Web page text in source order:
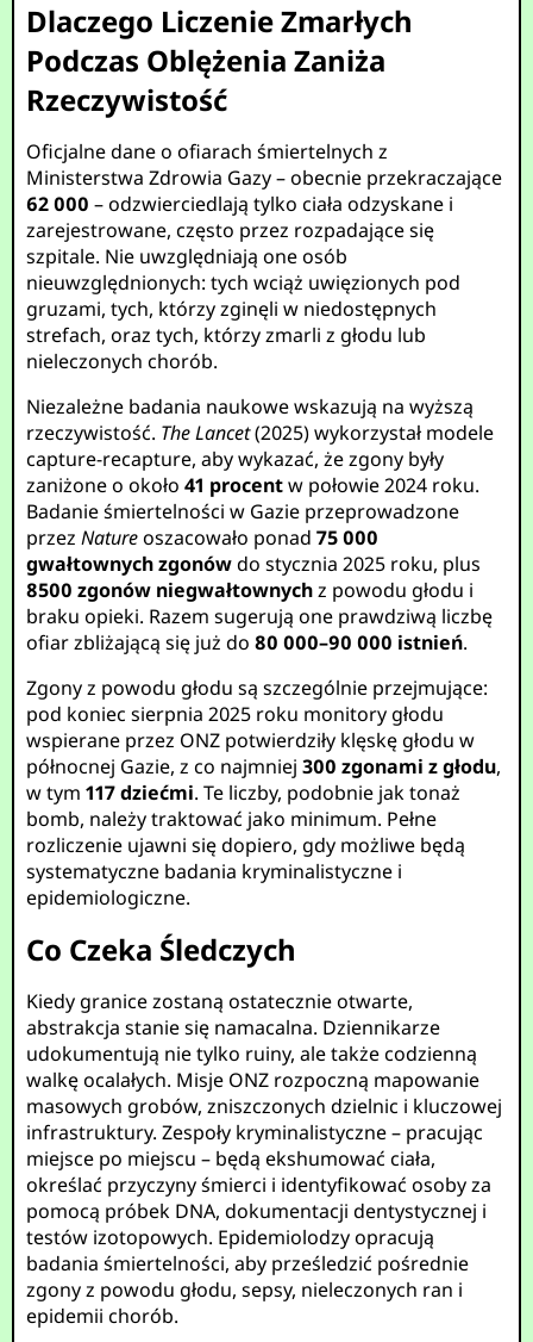
Dlaczego Liczenie Zmarłych
Podczas Oblężenia Zaniża
Rzeczywistość
Oficjalne dane o ofiarach śmiertelnych z
Ministerstwa Zdrowia Gazy – obecnie przekraczające
62 000 – odzwierciedlają tylko ciała odzyskane i
zarejestrowane, często przez rozpadające się
szpitale. Nie uwzględniają one osób
nieuwzględnionych: tych wciąż uwięzionych pod
gruzami, tych, którzy zginęli w niedostępnych
strefach, oraz tych, którzy zmarli z głodu lub
nieleczonych chorób.
Niezależne badania naukowe wskazują na wyższą
rzeczywistość. The Lancet(2025) wykorzystał modele
capture-recapture, aby wykazać, że zgony były
zaniżone o około41 procentw połowie 2024 roku.
Badanie śmiertelności w Gazie przeprowadzone
przezNatureoszacowało ponad75 000
gwałtownych zgonówdo stycznia 2025 roku, plus
8500 zgonów niegwałtownychz powodu głodu i
braku opieki. Razem sugerują one prawdziwą liczbę
ofiar zbliżającą się już do80 000–90 000 istnień.
Zgony z powodu głodu są szczególnie przejmujące:
pod koniec sierpnia 2025 roku monitory głodu
wspierane przez ONZ potwierdziły klęskę głodu w
północnej Gazie, z co najmniej300 zgonami z głodu,
w tym117 dziećmi. Te liczby, podobnie jak tonaż
bomb, należy traktować jako minimum. Pełne
rozliczenie ujawni się dopiero, gdy możliwe będą
systematyczne badania kryminalistyczne i
epidemiologiczne.
Co Czeka Śledczych
Kiedy granice zostaną ostatecznie otwarte,
abstrakcja stanie się namacalna. Dziennikarze
udokumentują nie tylko ruiny, ale także codzienną
walkę ocalałych. Misje ONZ rozpoczną mapowanie
masowych grobów, zniszczonych dzielnic i kluczowej
infrastruktury. Zespoły kryminalistyczne – pracując
miejsce po miejscu – będą ekshumować ciała,
określać przyczyny śmierci i identyfikować osoby za
pomocą próbek DNA, dokumentacji dentystycznej i
testów izotopowych. Epidemiolodzy opracują
badania śmiertelności, aby prześledzić pośrednie
zgony z powodu głodu, sepsy, nieleczonych ran i
epidemii chorób.